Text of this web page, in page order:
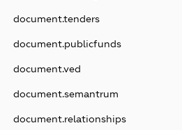
document.tenders
document.publicfunds
document.ved
document.semantrum
document.relationships